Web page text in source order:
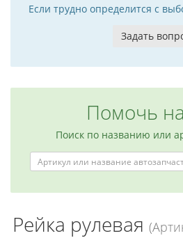
Если трудно определится с
Задать
Помочь
Поиск по названию или
Рейка рулевая